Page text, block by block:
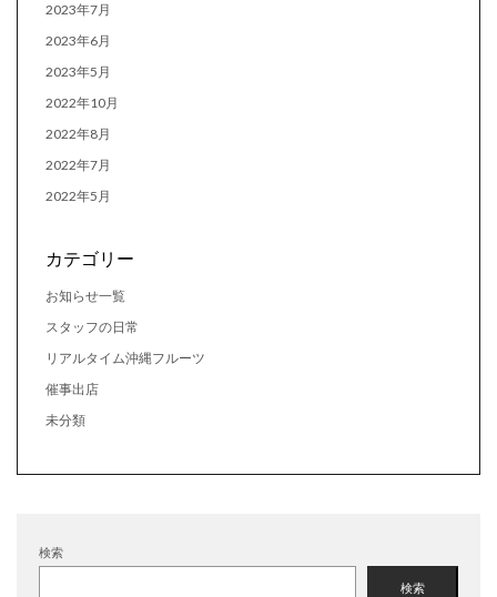
2023年7月
2023年6月
2023年5月
2022年10月
2022年8月
2022年7月
2022年5月
カテゴリー
お知らせ一覧
スタッフの日常
リアルタイム沖縄フルーツ
催事出店
未分類
検索
検索